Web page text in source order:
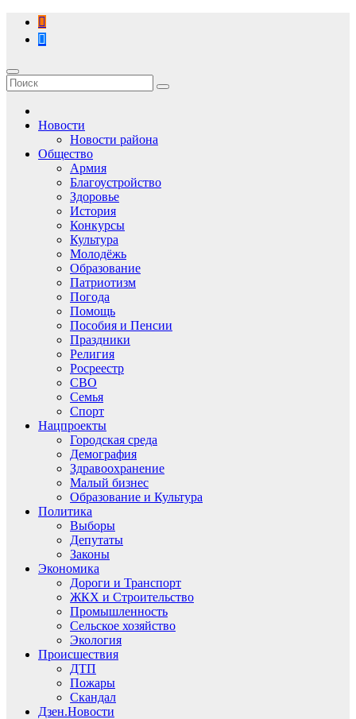
Перейти
содержимому
Новости
Новости района
Общество
Армия
Благоустройство
Здоровье
История
Конкурсы
Культура
Молодёжь
Образование
Патриотизм
Погода
Помощь
Пособия и Пенсии
Праздники
Религия
Росреестр
СВО
Семья
Спорт
Нацпроекты
Городская среда
Демография
Здравоохранение
Малый бизнес
Образование и Культура
Политика
Выборы
Депутаты
Законы
Экономика
Дороги и Транспорт
ЖКХ и Строительство
Промышленность
Сельское хозяйство
Экология
Происшествия
ДТП
Пожары
Скандал
Дзен.Новости